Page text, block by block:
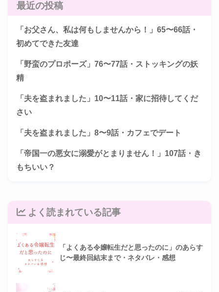
最近の投稿
「お父さん、私は何もしませんから！」65〜66話・
初めてできた友達
「野蛮のプロポーズ」76〜77話・ストッキングの妖
精
「夫を盗まれました」10〜11話・家に招待してくだ
さい
「夫を盗まれました」8〜9話・カフェでデート
「帝国一の悪女に溺愛がとまりません！」107話・き
もちいい？
よく読まれている記事
「よくある令嬢転生だと思ったのに」のあらす
じ〜最終回結末まで・ネタバレ・感想